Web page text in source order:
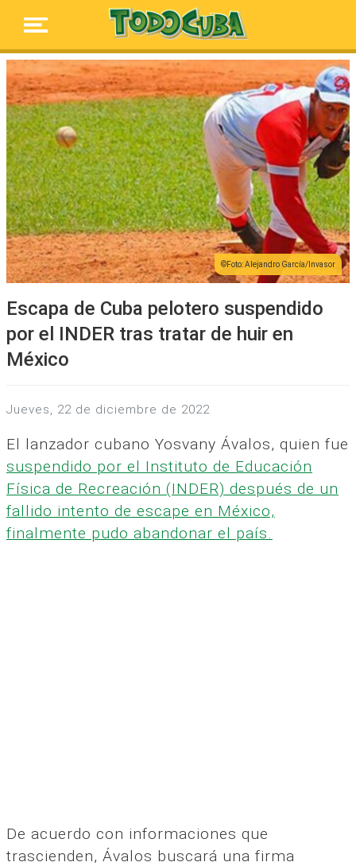
Foto: Alejandro García/Invasor
Escapa de Cuba pelotero suspendido
por el INDER tras tratar de huir en
México
jueves, 22 de diciembre de 2022
El lanzador cubano Yosvany Ávalos, quien fue
suspendido por el Instituto de Educación
Física de Recreación (INDER) después de un
fallido intento de escape en México,
finalmente pudo abandonar el país.
De acuerdo con informaciones que
trascienden, Ávalos buscará una firma